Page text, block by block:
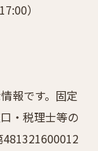
）
報です。固定
・税理士等の